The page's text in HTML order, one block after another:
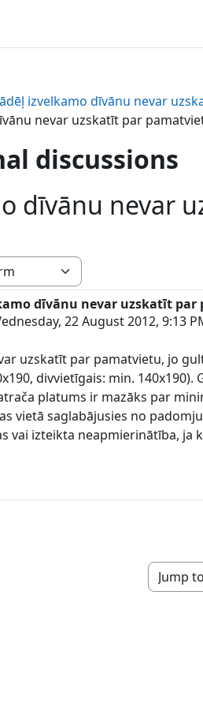
izvelkamo dīvānu nevar
nevar uzskatīt par
discussions
dīvānu nevar
dīvānu nevar uzskatīt
22 August 2012, 9:13
uzskatīt par pamatvietu, jo
divvietīgais: min.
platums ir mazāks par
vietā saglabājusies no
vai izteikta neapmierinātība, ja
Jump to